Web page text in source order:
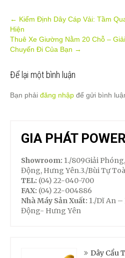
Post
navigation
← Kiểm Định Dây Cáp Vải: Tầm
Hiện
Thuê Xe Giường Nằm 20 Chỗ –
Chuyến Đi Của Bạn →
Để lại một bình luận
Bạn phải đăng nhập để gửi bình
GIA PHÁT
Showroom: 1./809Giải
Động, Hưng Yên.3./Bùi Tự
TEL: (04) 22-040-700
FAX: (04) 22-004886
Nhà Máy Sản Xuất: 1./Dĩ An
Động- Hưng Yên
Dây Cẩu